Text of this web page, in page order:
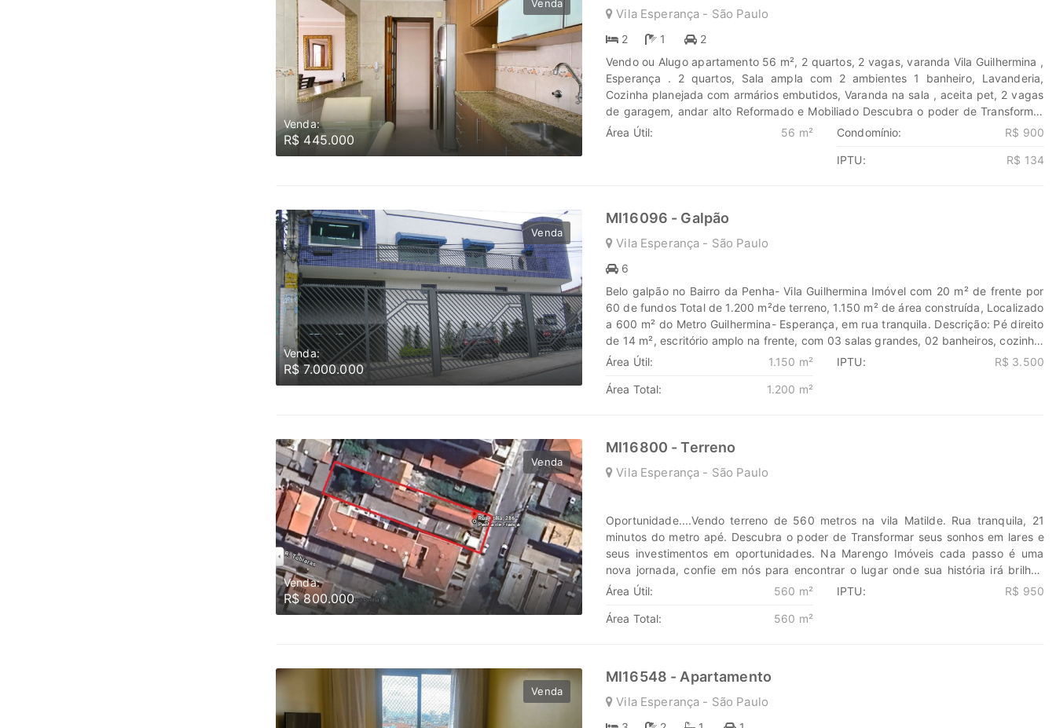
jornada, confie em nós para encontrar o lugar onde sua história irá brilhar.
Venda
Venda:
R$ 445.000
Vila Esperança - São Paulo
2 1
2
Vendo ou Alugo apartamento 56 m², 2 quartos, 2 vagas, varanda Vila Guilhermina ,
Esperança . 2 quartos, Sala ampla com 2 ambientes 1 banheiro, Lavanderia,
Cozinha planejada com armários embutidos, Varanda na sala , aceita pet, 2 vagas
de garagem, andar alto Reformado e Mobiliado Descubra o poder de Transformar
seus sonhos em lares e seus investimentos em oportunidades. Na Marengo Imóveis
história irá brilhar. www.marengoimoveis.com.br 11-99203-8087
Área Útil: 56 m² Condomínio: R$ 900
IPTU: R$ 134
Venda
Venda:
R$ 7.000.000
MI16096 - Galpão
Vila Esperança - São Paulo
6
Belo galpão no Bairro da Penha- Vila Guilhermina Imóvel com 20 m² de frente por
60 de fundos Total de 1.200 m²de terreno, 1.150 m² de área construída, Localizado
a 600 m² do Metro Guilhermina- Esperança, em rua tranquila. Descrição: Pé direito
de 14 m², escritório amplo na frente, com 03 salas grandes, 02 banheiros, cozinha.
No galpão: 2 vestiários, refeitório, 6 banheiro(s), 6 vaga(s) descoberta(s), entrada
pavimentação, alarme, portão eletrônico, trifásico, garagem de caminhão. Venha e
jornada, confie em nós para encontrar o lugar onde sua história irá brilhar.
www.marengoimoveis.com.br 11-99203-8087
Área Útil: 1.150 m²
Área Total: 1.200 m²
IPTU: R$ 3.500
Venda
Venda:
R$ 800.000
MI16800 - Terreno
Vila Esperança - São Paulo
Oportunidade....Vendo terreno de 560 metros na vila Matilde. Rua tranquila, 21
minutos do metro apé. Descubra o poder de Transformar seus sonhos em lares e
seus investimentos em oportunidades. Na Marengo Imóveis cada passo é uma
nova jornada, confie em nós para encontrar o lugar onde sua história irá brilhar.
www.marengoimoveis.com.br 11-99203-8087
Área Útil: 560 m²
Área Total: 560 m²
IPTU: R$ 950
Venda
MI16548 - Apartamento
Vila Esperança - São Paulo